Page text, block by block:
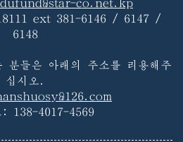
co.net.kp
ext 381-6146 / 6147 /
6148
분들은 아래의 주소를 리용해주
십시오.
: 138-4017-4569